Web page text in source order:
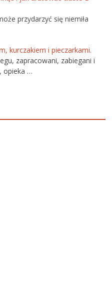
przydarzyć się niemiła
kurczakiem i pieczarkami.
zapracowani, zabiegani i
opieka …